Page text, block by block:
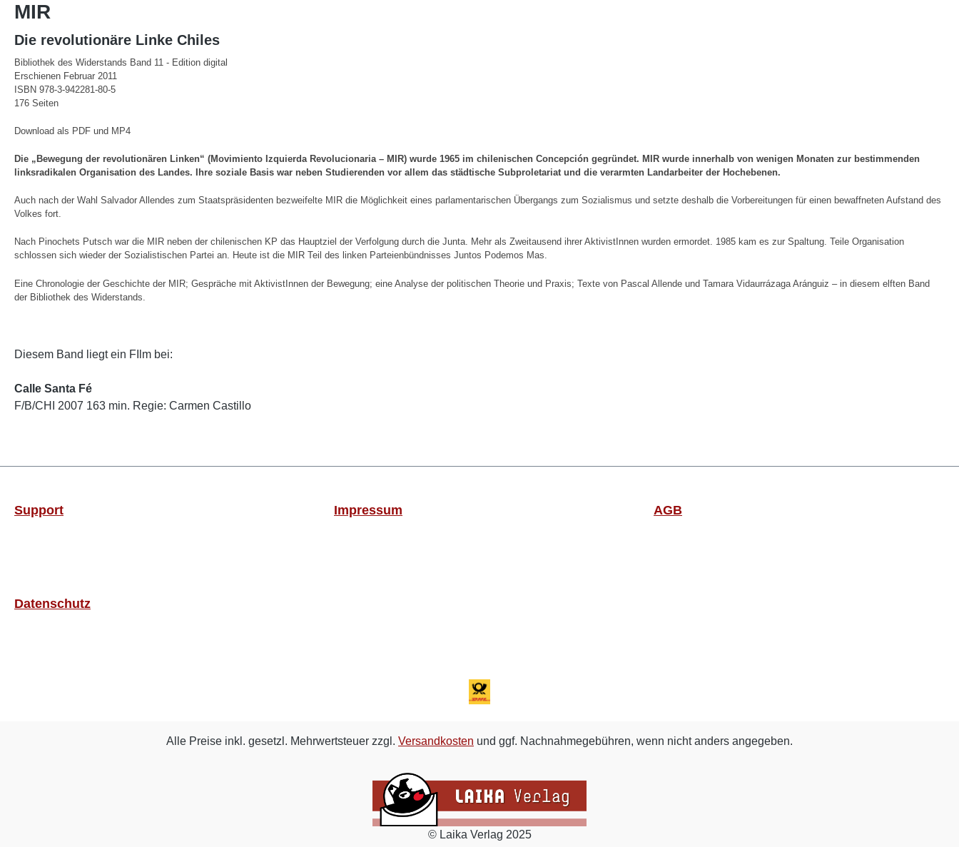
MIR
Die revolutionäre Linke Chiles
Bibliothek des Widerstands Band 11 - Edition digital
Erschienen Februar 2011
ISBN 978-3-942281-80-5
176 Seiten
Download als PDF und MP4
Die „Bewegung der revolutionären Linken“ (Movimiento Izquierda Revolucionaria – MIR) wurde 1965 im chilenischen Concepción gegründet. MIR wurde innerhalb von wenigen Monaten zur bestimmenden
linksradikalen Organisation des Landes. Ihre soziale Basis war neben Studierenden vor allem das städtische Subproletariat und die verarmten Landarbeiter der Hochebenen.
Auch nach der Wahl Salvador Allendes zum Staatspräsidenten bezweifelte MIR die Möglichkeit eines parlamentarischen Übergangs zum Sozialismus und setzte deshalb die Vorbereitungen für einen bewaffneten Aufstand des
Volkes fort.
Nach Pinochets Putsch war die MIR neben der chilenischen KP das Hauptziel der Verfolgung durch die Junta. Mehr als Zweitausend ihrer AktivistInnen wurden ermordet. 1985 kam es zur Spaltung. Teile Organisation
schlossen sich wieder der Sozialistischen Partei an. Heute ist die MIR Teil des linken Parteienbündnisses Juntos Podemos Mas.
Eine Chronologie der Geschichte der MIR; Gespräche mit AktivistInnen der Bewegung; eine Analyse der politischen Theorie und Praxis; Texte von Pascal Allende und Tamara Vidaurrázaga Aránguiz – in diesem elften Band
der Bibliothek des Widerstands.
Diesem Band liegt ein FIlm bei:
Calle Santa Fé
F/B/CHI 2007 163 min. Regie: Carmen Castillo
Support Impressum AGB
Datenschutz
Alle Preise inkl. gesetzl. Mehrwertsteuer zzgl. Versandkosten und ggf. Nachnahmegebühren, wenn nicht anders angegeben.
© Laika Verlag 2025